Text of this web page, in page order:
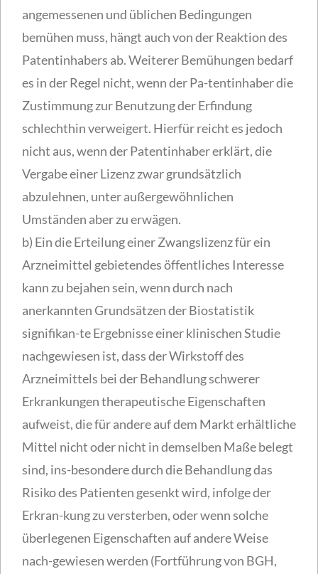
angemessenen und üblichen Bedingungen
bemühen muss, hängt auch von der Reaktion des
Patentinhabers ab. Weiterer Bemühungen bedarf
es in der Regel nicht, wenn der Pa-tentinhaber die
Zustimmung zur Benutzung der Erfindung
schlechthin verweigert. Hierfür reicht es jedoch
nicht aus, wenn der Patentinhaber erklärt, die
Vergabe einer Lizenz zwar grundsätzlich
abzulehnen, unter außergewöhnlichen
Umständen aber zu erwägen.
b) Ein die Erteilung einer Zwangslizenz für ein
Arzneimittel gebietendes öffentliches Interesse
kann zu bejahen sein, wenn durch nach
anerkannten Grundsätzen der Biostatistik
signifikan-te Ergebnisse einer klinischen Studie
nachgewiesen ist, dass der Wirkstoff des
Arzneimittels bei der Behandlung schwerer
Erkrankungen therapeutische Eigenschaften
aufweist, die für andere auf dem Markt erhältliche
Mittel nicht oder nicht in demselben Maße belegt
sind, ins-besondere durch die Behandlung das
Risiko des Patienten gesenkt wird, infolge der
Erkran-kung zu versterben, oder wenn solche
überlegenen Eigenschaften auf andere Weise
nach-gewiesen werden (Fortführung von BGH,